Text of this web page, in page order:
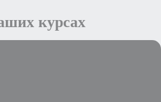
курсах